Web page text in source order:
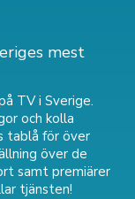
mest
TV i Sverige.
och kolla
tablå för över
över de
samt premiärer
tjänsten!